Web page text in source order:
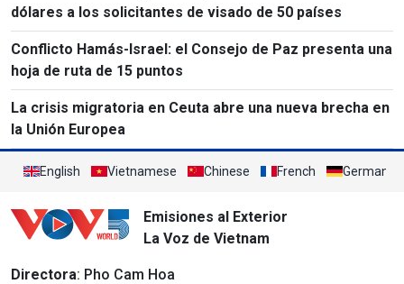
dólares a los solicitantes de visado de 50 países
Conflicto Hamás-Israel: el Consejo de Paz presenta una
hoja de ruta de 15 puntos
La crisis migratoria en Ceuta abre una nueva brecha en
la Unión Europea
English Vietnamese Chinese French German
Emisiones al Exterior
La Voz de Vietnam
Directora: Pho Cam Hoa